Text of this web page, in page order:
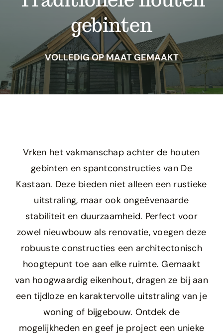
Poorten
Houtbouw
Projecten
Contact
gebinten
VOLLEDIG OP MAAT GEMAAKT
Vrken het vakmanschap achter de houten
gebinten en spantconstructies van De
Kastaan. Deze bieden niet alleen een rustieke
uitstraling, maar ook ongeëvenaarde
stabiliteit en duurzaamheid. Perfect voor
zowel nieuwbouw als renovatie, voegen deze
robuuste constructies een architectonisch
hoogtepunt toe aan elke ruimte. Gemaakt
van hoogwaardig eikenhout, dragen ze bij aan
een tijdloze en karaktervolle uitstraling van je
woning of bijgebouw. Ontdek de
mogelijkheden en geef je project een unieke